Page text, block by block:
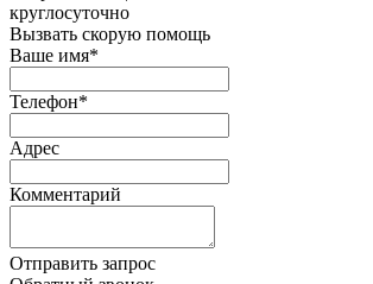
круглосуточно
Вызвать скорую помощь
Ваше имя*
Телефон*
Адрес
Комментарий
Отправить запрос